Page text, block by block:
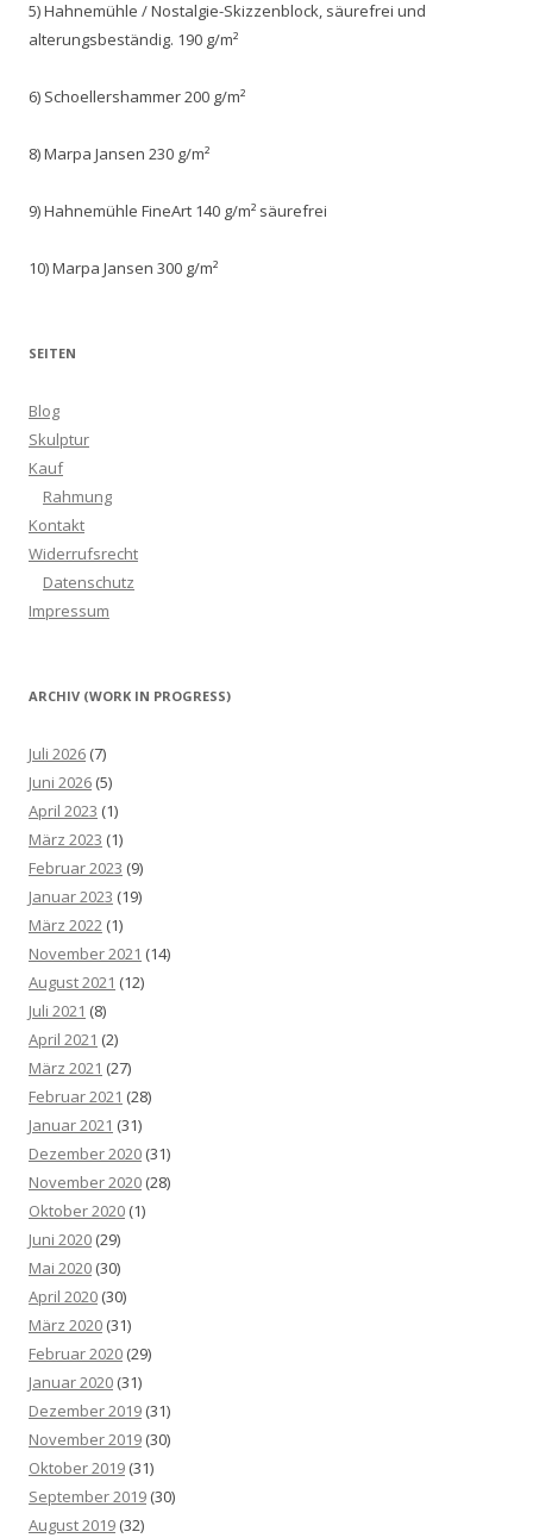
5) Hahnemühle / Nostalgie-Skizzenblock, säurefrei und
alterungsbeständig. 190 g/m²
6) Schoellershammer 200 g/m²
8) Marpa Jansen 230 g/m²
9) Hahnemühle FineArt 140 g/m² säurefrei
10) Marpa Jansen 300 g/m²
SEITEN
Blog
Skulptur
Kauf
Rahmung
Kontakt
Widerrufsrecht
Datenschutz
Impressum
ARCHIV (WORK IN PROGRESS)
Juli 2026 (7)
Juni 2026 (5)
April 2023 (1)
März 2023 (1)
Februar 2023 (9)
Januar 2023 (19)
März 2022 (1)
November 2021 (14)
August 2021 (12)
Juli 2021 (8)
April 2021 (2)
März 2021 (27)
Februar 2021 (28)
Januar 2021 (31)
Dezember 2020 (31)
November 2020 (28)
Oktober 2020 (1)
Juni 2020 (29)
Mai 2020 (30)
April 2020 (30)
März 2020 (31)
Februar 2020 (29)
Januar 2020 (31)
Dezember 2019 (31)
November 2019 (30)
Oktober 2019 (31)
September 2019 (30)
August 2019 (32)